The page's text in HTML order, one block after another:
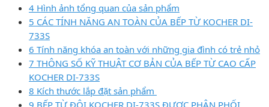
4 Hình ảnh tổng quan của sản phẩm
5 CÁC TÍNH NĂNG AN TOÀN CỦA BẾP TỪ KOCHER DI-
733S
6 Tính năng khóa an toàn với những gia đình có trẻ nhỏ
7 THÔNG SỐ KỸ THUẬT CƠ BẢN CỦA BẾP TỪ CAO CẤP
KOCHER DI-733S
8 Kích thước lắp đặt sản phẩm
9 BẾP TỪ ĐÔI KOCHER DI-733S ĐƯỢC PHÂN PHỐI